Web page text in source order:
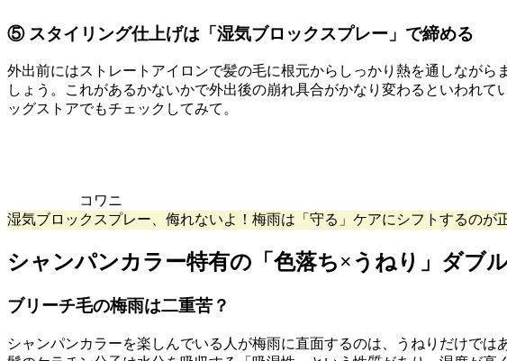
⑤ スタイリング仕上げは「湿気ブロックスプレー」で締める
外出前にはストレートアイロンで髪の毛に根元からしっかり熱を通しなが
しょう。これがあるかないかで外出後の崩れ具合がかなり変わるといわれ
ッグストアでもチェックしてみて。
コワニ
湿気ブロックスプレー、侮れないよ！梅雨は「守る」ケアにシフトするのが
シャンパンカラー特有の「色落ち×うねり」ダブ
ブリーチ毛の梅雨は二重苦？
シャンパンカラーを楽しんでいる人が梅雨に直面するのは、うねりだけで